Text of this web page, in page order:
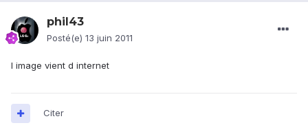
phil43
Posté(e) 13 juin 2011
l image vient d internet
Citer